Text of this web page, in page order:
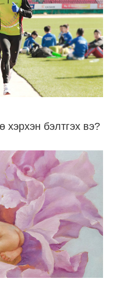
бэлтгэх вэ?